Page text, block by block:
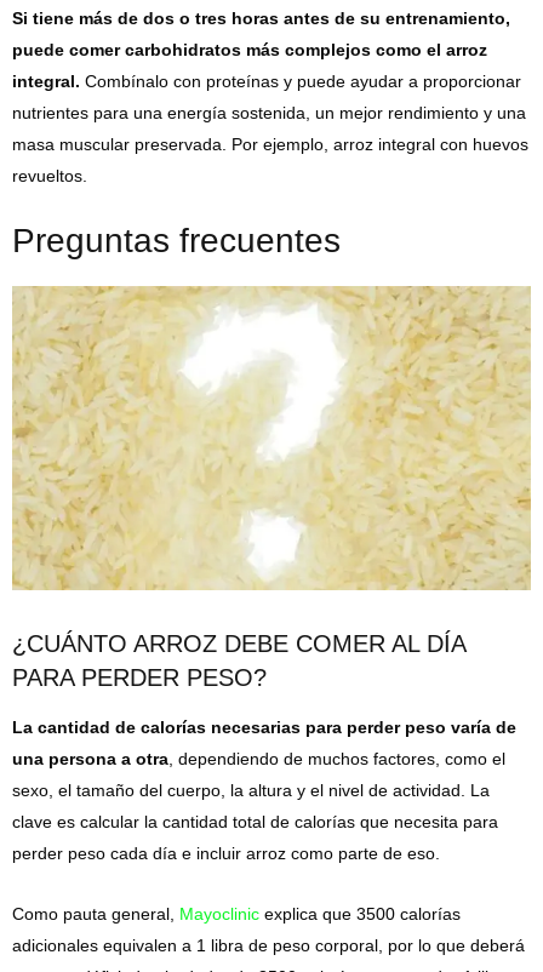
Si tiene más de dos o tres horas antes de su entrenamiento,
puede comer carbohidratos más complejos como el arroz
integral. Combínalo con proteínas y puede ayudar a proporcionar
nutrientes para una energía sostenida, un mejor rendimiento y una
masa muscular preservada. Por ejemplo, arroz integral con huevos
revueltos.
Preguntas frecuentes
¿CUÁNTO ARROZ DEBE COMER AL DÍA
PARA PERDER PESO?
La cantidad de calorías necesarias para perder peso varía de
una persona a otra, dependiendo de muchos factores, como el
sexo, el tamaño del cuerpo, la altura y el nivel de actividad. La
clave es calcular la cantidad total de calorías que necesita para
perder peso cada día e incluir arroz como parte de eso.
Como pauta general, Mayoclinic explica que 3500 calorías
adicionales equivalen a 1 libra de peso corporal, por lo que deberá